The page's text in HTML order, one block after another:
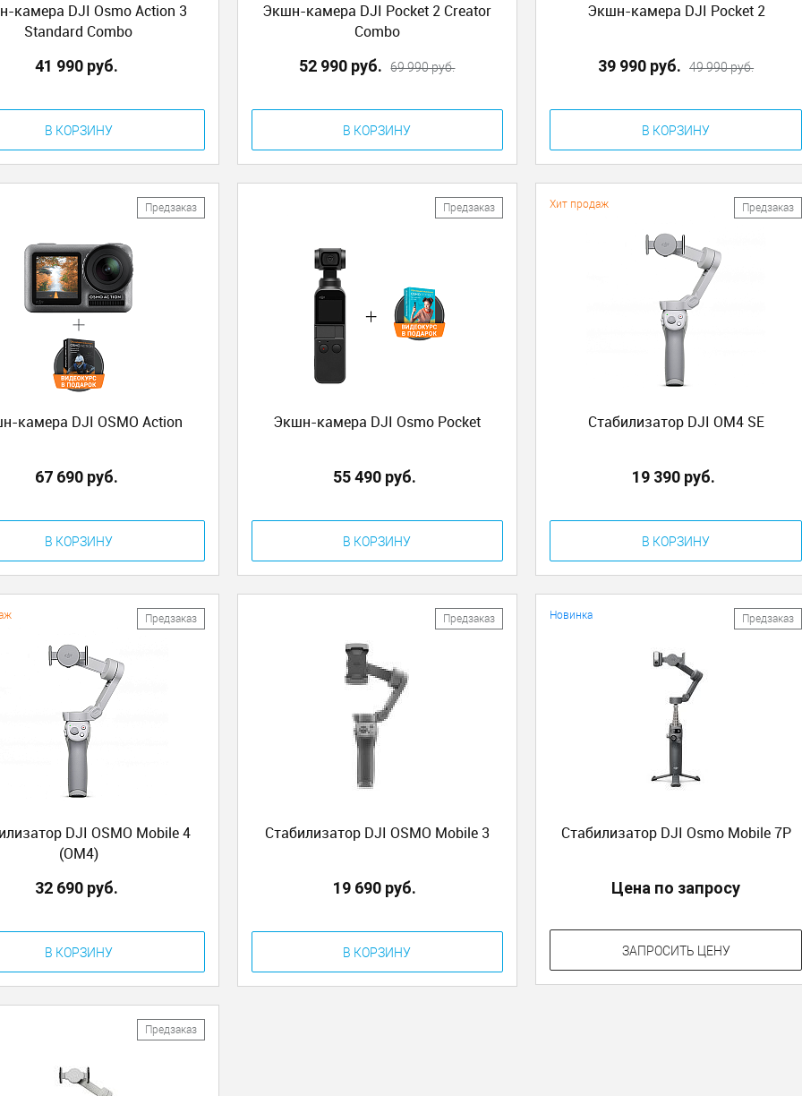
камера DJI Osmo Action 3
Standard Combo
41 990 руб.
В КОРЗИНУ
Экшн-камера DJI Pocket 2 Creator
Combo
52 990 руб. 69 990 руб.
В КОРЗИНУ
Экшн-камера DJI Pocket 2
39 990 руб. 49 990 руб.
В КОРЗИНУ
Предзаказ
камера DJI OSMO Action
67 690 руб.
В КОРЗИНУ
Предзаказ
Экшн-камера DJI Osmo Pocket
55 490 руб.
В КОРЗИНУ
Хит продаж Предзаказ
Стабилизатор DJI OM4 SE
19 390 руб.
В КОРЗИНУ
Предзаказ
DJI OSMO Mobile 4
(OM4)
32 690 руб.
В КОРЗИНУ
Предзаказ
Стабилизатор DJI OSMO Mobile 3
19 690 руб.
В КОРЗИНУ
Новинка Предзаказ
Стабилизатор DJI Osmo Mobile 7P
Цена по запросу
ЗАПРОСИТЬ ЦЕНУ
Предзаказ